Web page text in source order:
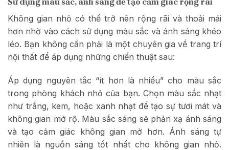
Không gian nhỏ có thể trở nên rộng rãi và thoải mái
hơn nhờ vào cách sử dụng màu sắc và ánh sáng khéo
léo. Bạn không cần phải là một chuyên gia về trang trí
nội thất để áp dụng những chiến thuật sau:
Áp dụng nguyên tắc “ít hơn là nhiều” cho màu sắc
trong phòng khách nhỏ của bạn. Chọn màu sắc nhạt
như trắng, kem, hoặc xanh nhạt để tạo sự tươi mát và
không gian mở rộ. Màu sắc sáng sẽ phản xạ ánh sáng
và tạo cảm giác không gian mở hơn. Ánh sáng tự
nhiên là nguồn sáng tốt nhất cho không gian nhỏ.